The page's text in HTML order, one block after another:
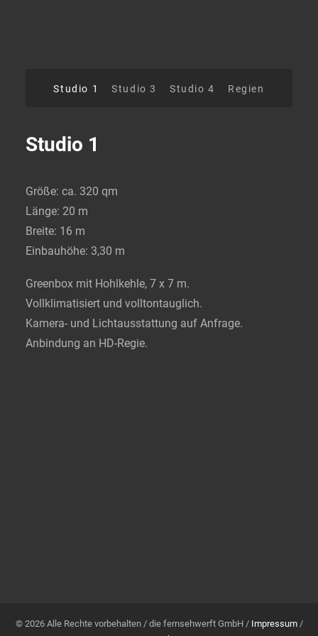
Studio 1 Studio 3 Studio 4 Regien
Studio 1
Größe: ca. 320 qm
Länge: 20 m
Breite: 16 m
Einbauhöhe: 3,30 m
Greenbox mit Hohlkehle, 7 x 7 m.
Vollklimatisiert und volltontauglich.
Kamera- und Lichtausstattung auf Anfrage.
Anbindung an HD-Regie.
© 2026 Alle Rechte vorbehalten / die fernsehwerft GmbH / Impressum/